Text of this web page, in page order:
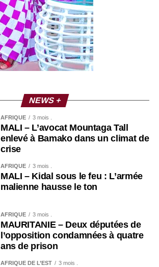
NEWS +
AFRIQUE 3 mois .
MALI – L’avocat Mountaga Tall
enlevé à Bamako dans un climat de
crise
AFRIQUE 3 mois .
MALI – Kidal sous le feu : L’armée
malienne hausse le ton
AFRIQUE 3 mois .
MAURITANIE – Deux députées de
l’opposition condamnées à quatre
ans de prison
AFRIQUE DE L’EST 3 mois .